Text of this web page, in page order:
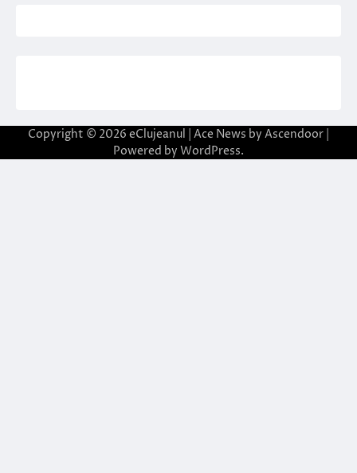
Copyright © 2026 eClujeanul | Ace News by Ascendoor
Powered by WordPress.